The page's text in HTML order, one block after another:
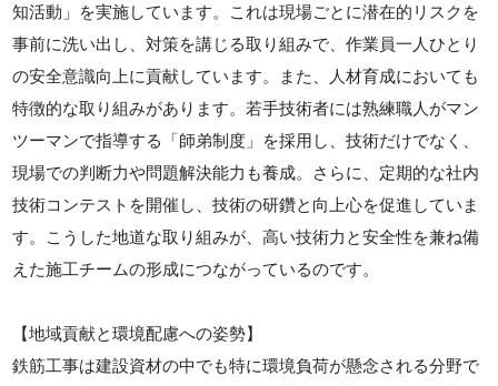
知活動」を実施しています。これは現場ごとに潜在的リスクを
事前に洗い出し、対策を講じる取り組みで、作業員一人ひとり
の安全意識向上に貢献しています。また、人材育成においても
特徴的な取り組みがあります。若手技術者には熟練職人がマン
ツーマンで指導する「師弟制度」を採用し、技術だけでなく、
現場での判断力や問題解決能力も養成。さらに、定期的な社内
技術コンテストを開催し、技術の研鑽と向上心を促進していま
す。こうした地道な取り組みが、高い技術力と安全性を兼ね備
えた施工チームの形成につながっているのです。
【地域貢献と環境配慮への姿勢】
鉄筋工事は建設資材の中でも特に環境負荷が懸念される分野で